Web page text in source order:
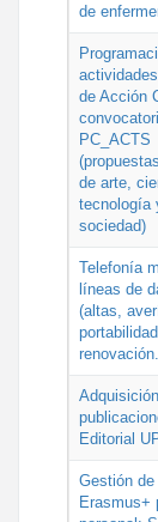
de
de Acción
PC_ACTS
de arte,
tecnología
sociedad)
Telefonía
líneas de
(altas,
portabilidad,
Editorial
Gestión
Erasmus+